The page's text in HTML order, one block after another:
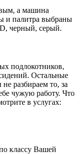
а машина
и палитра выбраны
черный, серый.
подлокотников,
Остальные
разбираем то, за
чужую работу. Что
в услугах:
классу Вашей